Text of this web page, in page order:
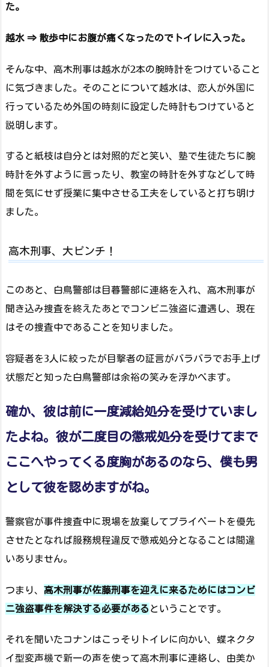
た。
越水 ⇒ 散歩中にお腹が痛くなったのでトイレに入った。
そんな中、高木刑事は越水が2本の腕時計をつけていること
に気づきました。そのことについて越水は、恋人が外国に
行っているため外国の時刻に設定した時計もつけていると
説明します。
すると紙枝は自分とは対照的だと笑い、塾で生徒たちに腕
時計を外すように言ったり、教室の時計を外すなどして時
間を気にせず授業に集中させる工夫をしていると打ち明け
ました。
高木刑事、大ピンチ！
このあと、白鳥警部は目暮警部に連絡を入れ、高木刑事が
聞き込み捜査を終えたあとでコンビニ強盗に遭遇し、現在
はその捜査中であることを知りました。
容疑者を3人に絞ったが目撃者の証言がバラバラでお手上げ
状態だと知った白鳥警部は余裕の笑みを浮かべます。
確か、彼は前に一度減給処分を受けていまし
たよね。彼が二度目の懲戒処分を受けてまで
ここへやってくる度胸があるのなら、僕も男
として彼を認めますがね。
警察官が事件捜査中に現場を放棄してプライベートを優先
させたとなれば服務規程違反で懲戒処分となることは間違
いありません。
つまり、 高木刑事が佐藤刑事を迎えに来るためにはコンビ
ニ強盗事件を解決する必要がある ということです。
それを聞いたコナンはこっそりトイレに向かい、蝶ネクタ
イ型変声機で新一の声を使って高木刑事に連絡し、由美か